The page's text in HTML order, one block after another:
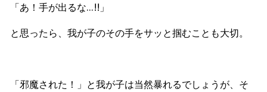
「あ！手が出るな…!!」
と思ったら、我が子のその手をサッと掴むことも大切。
「邪魔された！」と我が子は当然暴れるでしょうが、そ